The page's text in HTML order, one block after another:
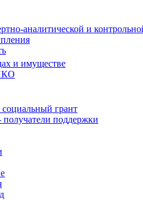
аналитической и
и имуществе
грант
поддержки